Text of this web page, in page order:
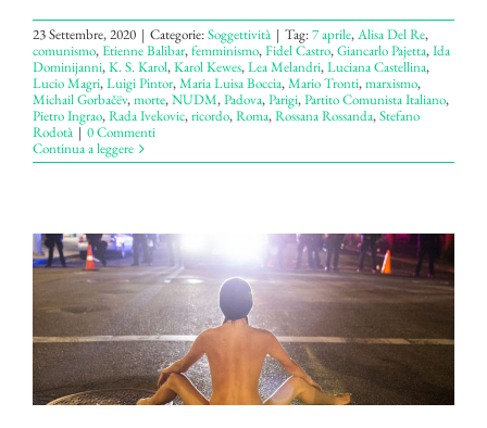
23 Settembre, 2020 | Categorie:Soggettività | Tag:7 aprile,Alisa Del Re,
comunismo,Etienne Balibar,femminismo,Fidel Castro,Giancarlo Pajetta,Ida
Dominijanni,K. S. Karol,Karol Kewes,Lea Melandri,Luciana Castellina,
Lucio Magri,Luigi Pintor,Maria Luisa Boccia,Mario Tronti,marxismo,
Michail Gorbačëv,morte,NUDM,Padova,Parigi,Partito Comunista Italiano,
Pietro Ingrao,Rada Ivekovic,ricordo,Roma,Rossana Rossanda,Stefano
Rodotà | 0 Commenti
Continua a leggere